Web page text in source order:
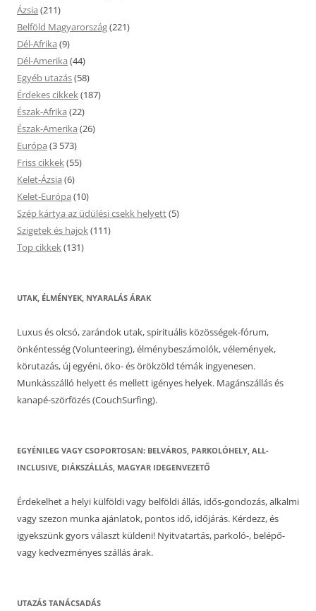
Ázsia (211)
Belföld Magyarország(221)
Dél-Afrika (9)
Dél-Amerika (44)
Egyéb utazás(58)
Érdekes cikkek(187)
Észak-Afrika (22)
Észak-Amerika (26)
Európa (3 573)
Friss cikkek(55)
Kelet-Ázsia (6)
Kelet-Európa (10)
Szép kártya az üdülési csekk helyett(5)
Szigetek és hajok(111)
Top cikkek(131)
UTAK, ÉLMÉNYEK, NYARALÁS ÁRAK
Luxus és olcsó, zarándok utak, spirituális közösségek-fórum,
önkéntesség (Volunteering), élménybeszámolók, vélemények,
körutazás, új egyéni, öko- és örökzöld témák ingyenesen.
Munkásszálló helyett és mellett igényes helyek. Magánszállás és
kanapé-szörfözés (CouchSurfing).
EGYÉNILEG VAGY CSOPORTOSAN: BELVÁROS, PARKOLÓHELY, ALL-
INCLUSIVE, DIÁKSZÁLLÁS, MAGYAR IDEGENVEZETŐ
Érdekelhet a helyi külföldi vagy belföldi állás, idős-gondozás, alkalmi
vagy szezon munka ajánlatok, pontos idő, időjárás. Kérdezz, és
igyekszünk gyors választ küldeni! Nyitvatartás, parkoló-, belépő-
vagy kedvezményes szállás árak.
UTAZÁS TANÁCSADÁS